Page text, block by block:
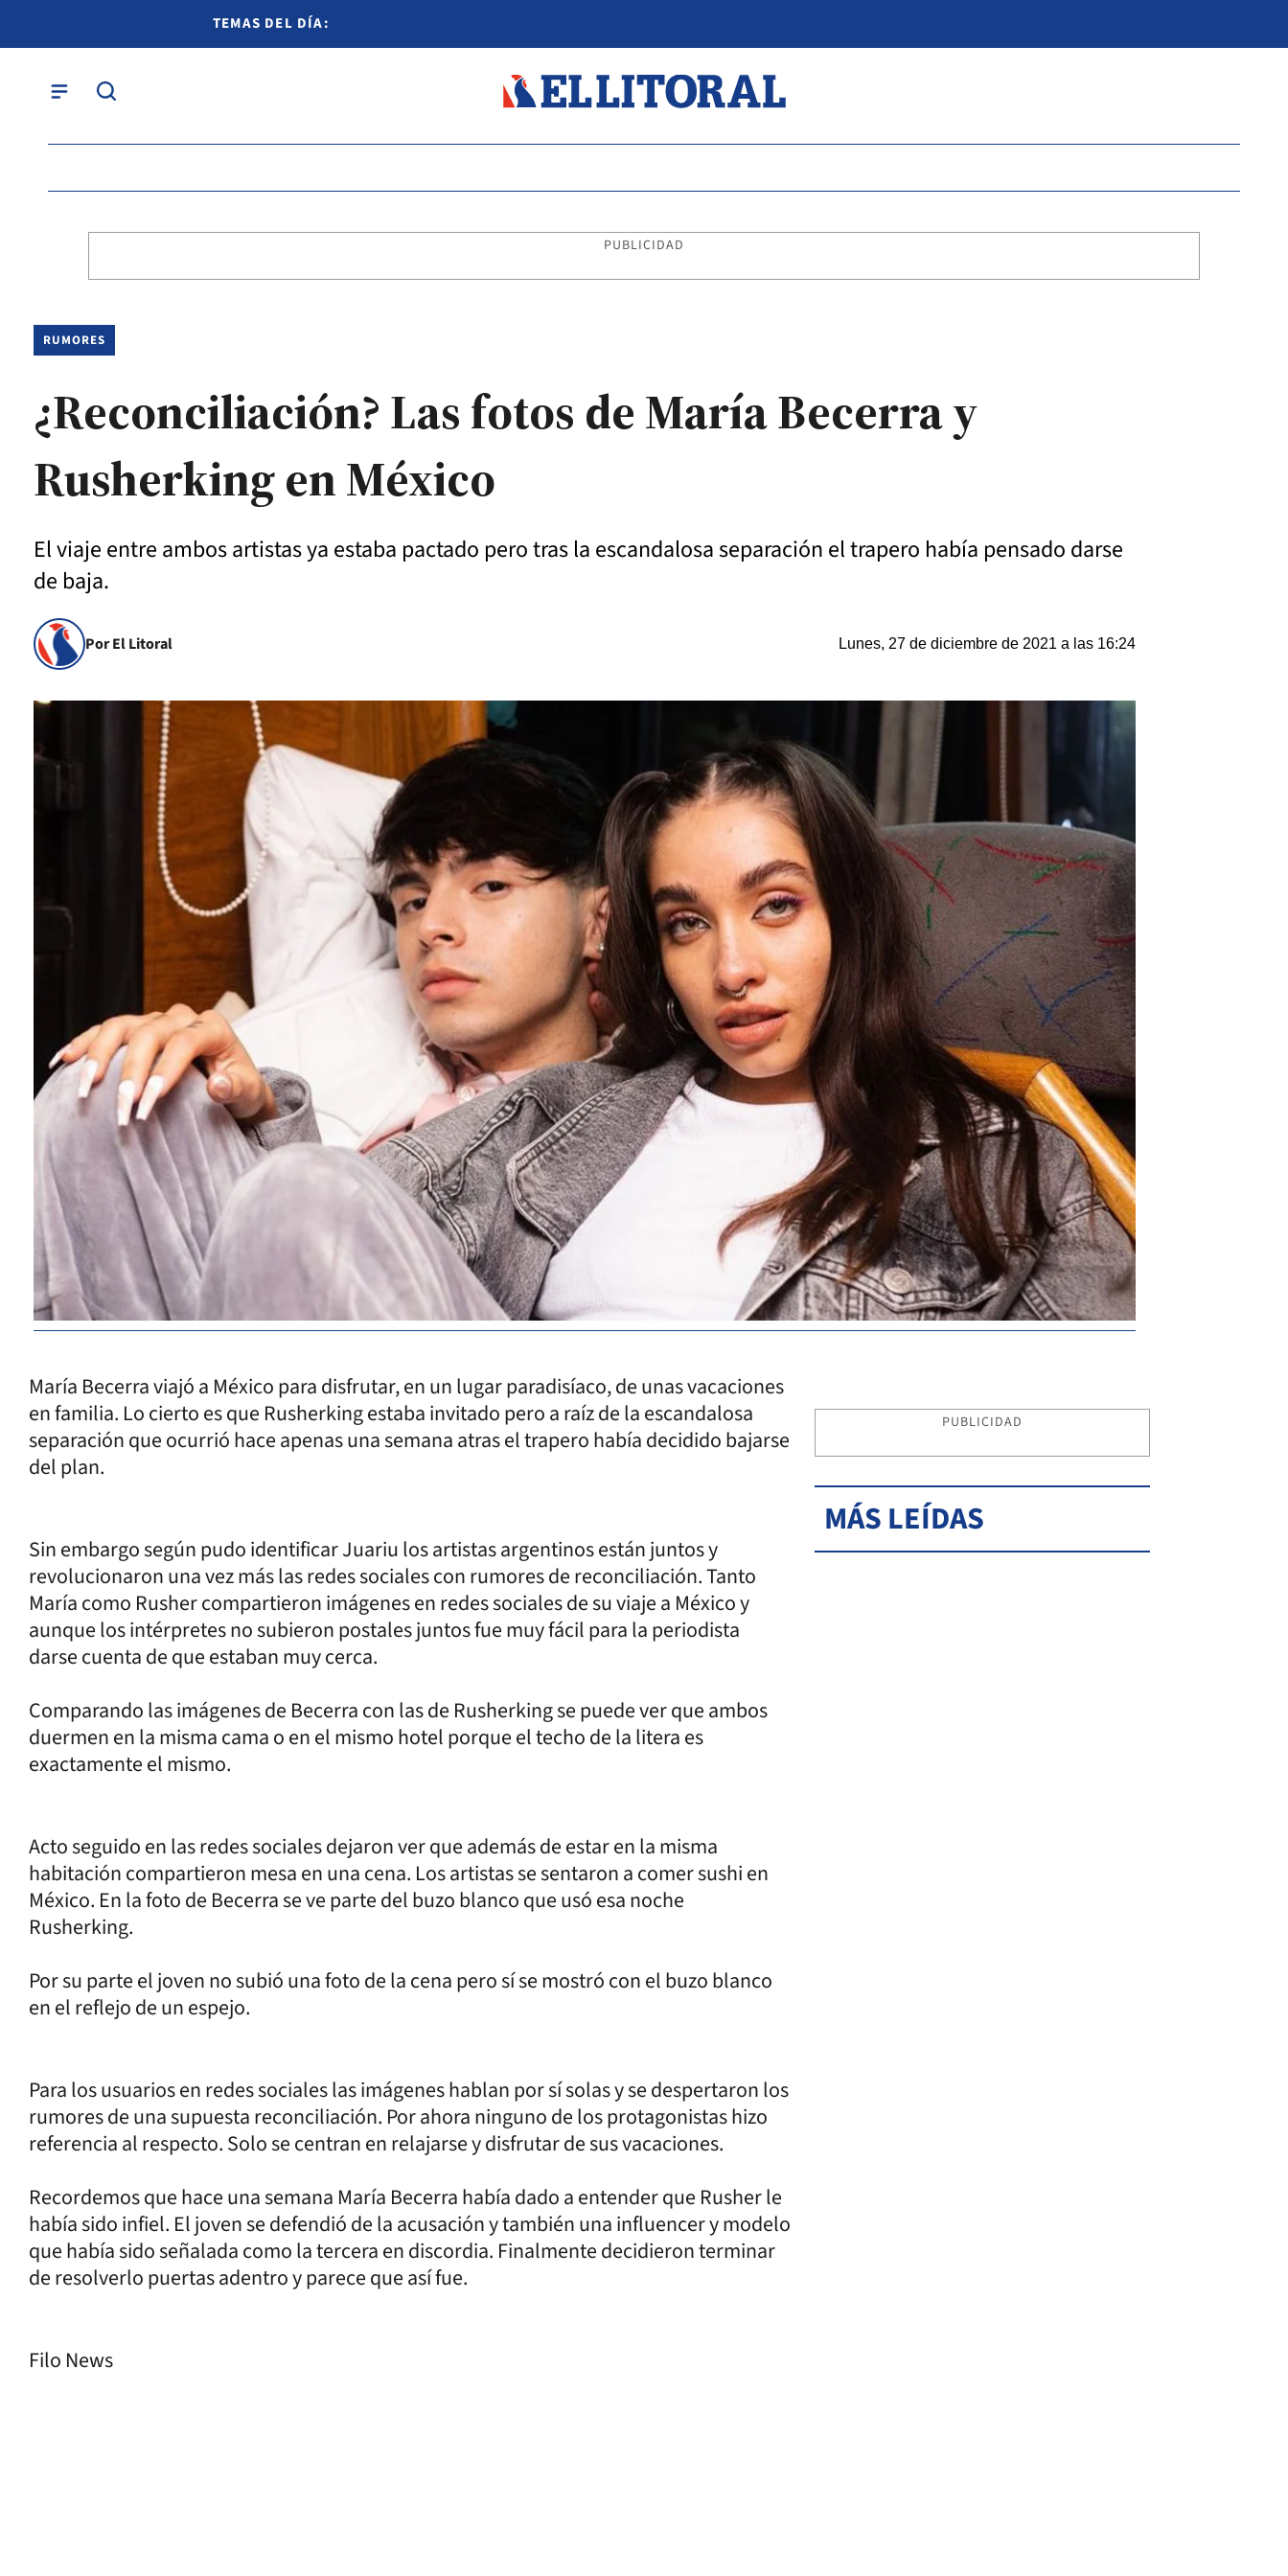
TEMAS DEL DÍA:
PUBLICIDAD
RUMORES
¿Reconciliación? Las fotos de María Becerra y
Rusherking en México
El viaje entre ambos artistas ya estaba pactado pero tras la escandalosa separación el trapero había pensado darse
de baja.
Por El Litoral Lunes, 27 de diciembre de 2021 a las 16:24
María Becerra viajó a México para disfrutar, en un lugar paradisíaco, de unas vacaciones
en familia. Lo cierto es que Rusherking estaba invitado pero a raíz de la escandalosa
separación que ocurrió hace apenas una semana atras el trapero había decidido bajarse
del plan.
Sin embargo según pudo identificar Juariu los artistas argentinos están juntos y
revolucionaron una vez más las redes sociales con rumores de reconciliación. Tanto
María como Rusher compartieron imágenes en redes sociales de su viaje a México y
aunque los intérpretes no subieron postales juntos fue muy fácil para la periodista
darse cuenta de que estaban muy cerca.
Comparando las imágenes de Becerra con las de Rusherking se puede ver que ambos
duermen en la misma cama o en el mismo hotel porque el techo de la litera es
exactamente el mismo.
Acto seguido en las redes sociales dejaron ver que además de estar en la misma
habitación compartieron mesa en una cena. Los artistas se sentaron a comer sushi en
México. En la foto de Becerra se ve parte del buzo blanco que usó esa noche
Rusherking.
Por su parte el joven no subió una foto de la cena pero sí se mostró con el buzo blanco
en el reflejo de un espejo.
Para los usuarios en redes sociales las imágenes hablan por sí solas y se despertaron los
rumores de una supuesta reconciliación. Por ahora ninguno de los protagonistas hizo
referencia al respecto. Solo se centran en relajarse y disfrutar de sus vacaciones.
Recordemos que hace una semana María Becerra había dado a entender que Rusher le
había sido infiel. El joven se defendió de la acusación y también una influencer y modelo
que había sido señalada como la tercera en discordia. Finalmente decidieron terminar
de resolverlo puertas adentro y parece que así fue.
Filo News
PUBLICIDAD
MÁS LEÍDAS